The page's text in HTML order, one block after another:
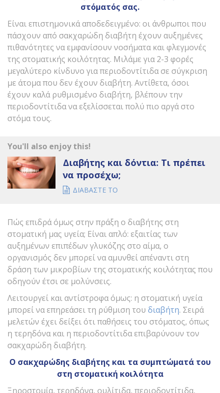
στόματός σας.
Είναι επιστημονικά αποδεδειγμένo: οι άνθρωποι που
πάσχουν από σακχαρώδη διαβήτη έχουν αυξημένες
πιθανότητες να εμφανίσουν νοσήματα και φλεγμονές
της στοματικής κοιλότητας. Μιλάμε για 2-3 φορές
μεγαλύτερο κίνδυνο για περιοδοντίτιδα σε σύγκριση
με άτομα που δεν έχουν διαβήτη. Αντίθετα, όσοι
έχουν καλά ρυθμισμένο διαβήτη, βλέπουν την
περιοδοντίτιδα να εξελίσσεται πολύ πιο αργά στο
στόμα τους.
You'll also enjoy this!
Διαβήτης και δόντια: Τι πρέπει
να προσέχω;
ΔΙΑΒΑΣΤΕ ΤΟ
Πώς επιδρά όμως στην πράξη ο διαβήτης στη
στοματική μας υγεία; Είναι απλό: εξαιτίας των
αυξημένων επιπέδων γλυκόζης στο αίμα, ο
οργανισμός δεν μπορεί να αμυνθεί απέναντι στη
δράση των μικροβίων της στοματικής κοιλότητας που
οδηγούν έτσι σε μολύνσεις.
Λειτουργεί και αντίστροφα όμως: η στοματική υγεία
μπορεί να επηρεάσει τη ρύθμιση του διαβήτη. Σειρά
μελετών έχει δείξει ότι παθήσεις του στόματος, όπως
η τερηδόνα και η περιοδοντίτιδα επιβαρύνουν τον
σακχαρώδη διαβήτη.
Ο σακχαρώδης διαβήτης και τα συμπτώματά του
στη στοματική κοιλότητα
Ξηροστομία, τερηδόνα, ουλίτιδα, περιοδοντίτιδα,